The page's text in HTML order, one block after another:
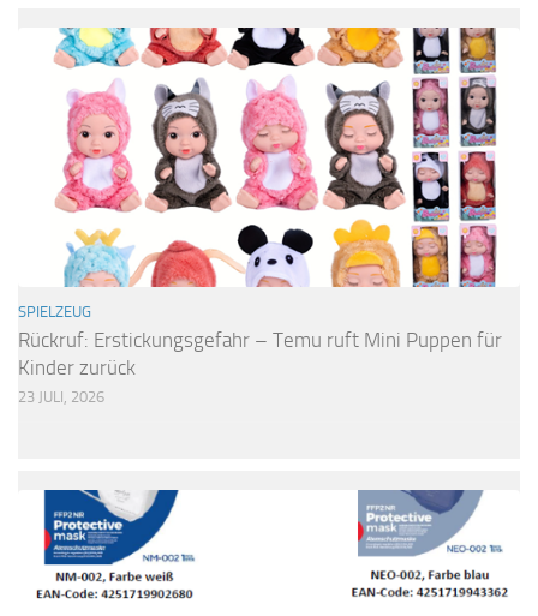
SPIELZEUG
Rückruf: Erstickungsgefahr – Temu ruft Mini Puppen für
Kinder zurück
23 JULI, 2026